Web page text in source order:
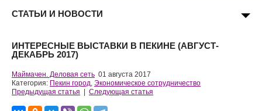
СТАТЬИ И НОВОСТИ
ИНТЕРЕСНЫЕ ВЫСТАВКИ В ПЕКИНЕ (АВГУСТ-
ДЕКАБРЬ 2017)
Маймачен. Деловая сеть 01 августа 2017
Категория: Пекин город, Экономическое сотрудничество
Предыдущая статья
Следующая статья